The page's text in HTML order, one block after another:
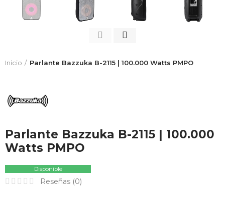
Inicio Parlante Bazzuka B-2115 | 100.000 Watts PMPO
Parlante Bazzuka B-2115 | 100.000
Watts PMPO
Disponible
Reseñas (0)